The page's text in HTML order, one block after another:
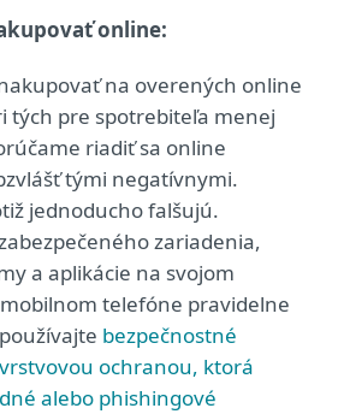
online:
na overených online
tých pre spotrebiteľa menej
riadiť sa online
tými negatívnymi.
jednoducho falšujú.
zariadenia,
a aplikácie na svojom
telefóne pravidelne
bezpečnostné
ochranou, ktorá
alebo phishingové